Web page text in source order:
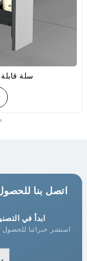
سلة قابلة
عرض
اتصل بنا للحصول
ابدأ في التصنيع
خبرائنا للحصول على